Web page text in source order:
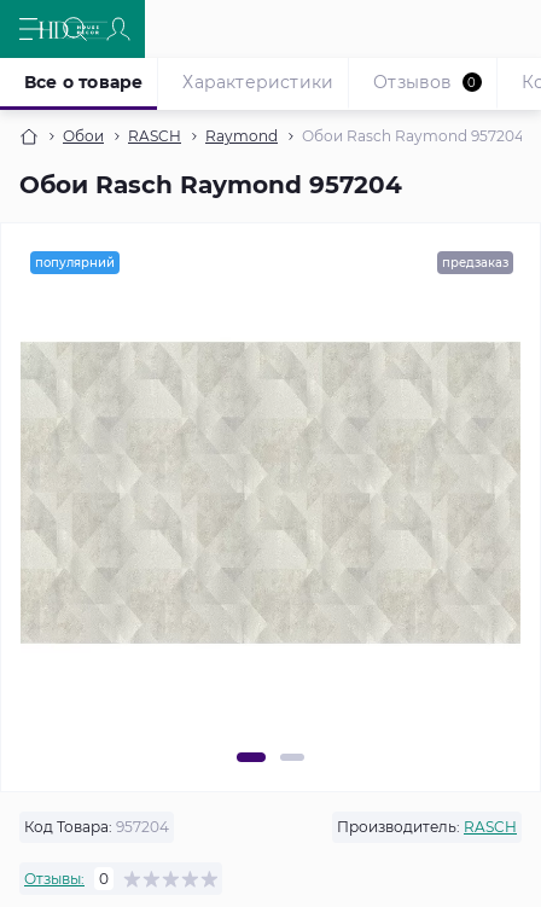
Обои RASCH Raymond Обои Rasch Raymond 957204
Обои Rasch Raymond 957204
Все о товаре Характеристики Отзывов 0
популярний предзаказ
Код Товара: 957204 Производитель: RASCH
Отзывы: 0